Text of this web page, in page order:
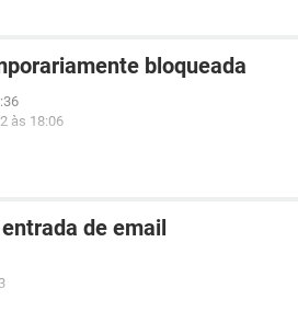
bloqueada
às 18:06
de email